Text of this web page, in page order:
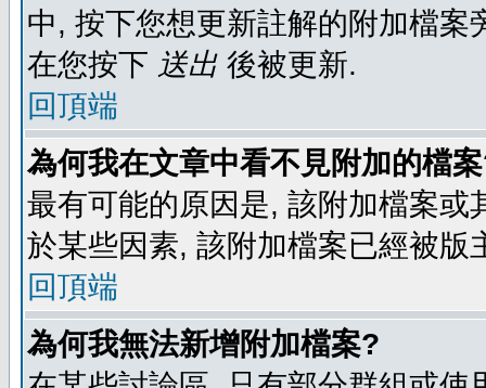
中, 按下您想更新註解的附加檔案
在您按下 送出 後被更新.
回頂端
為何我在文章中看不見附加的檔
最有可能的原因是, 該附加檔案
於某些因素, 該附加檔案已經被版
回頂端
為何我無法新增附加檔案?